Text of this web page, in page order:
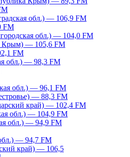
обл.) — 106,9 FM
FM
обл.) — 104,0 FM
Крым) — 105,6 FM
FM
обл.) — 98,3 FM
обл.) — 96,1 FM
— 88,3 FM
край) — 102,4 FM
обл.) — 104,9 FM
обл.) — 94,9 FM
— 94,7 FM
край) — 106,5